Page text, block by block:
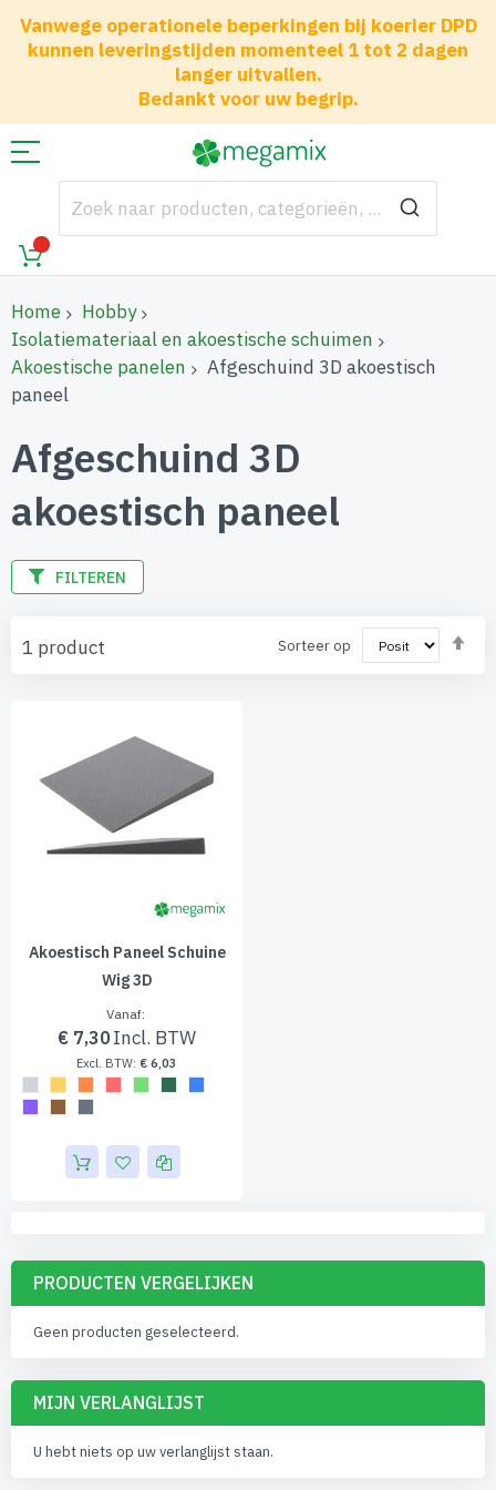
Vanwege operationele beperkingen bij koerier DPD
kunnen leveringstijden momenteel 1 tot 2 dagen
langer uitvallen.
Bedankt voor uw begrip.
Home
Hobby
Isolatiemateriaal en akoestische schuimen
Akoestische panelen
Afgeschuind 3D akoestisch
paneel
Afgeschuind 3D
akoestisch paneel
1 product Sorteer op
Akoestisch Paneel Schuine
Wig 3D
Vanaf
€ 7,30
€ 6,03
FILTEREN
PRODUCTEN VERGELIJKEN
Geen producten geselecteerd.
MIJN VERLANGLIJST
U hebt niets op uw verlanglijst staan.